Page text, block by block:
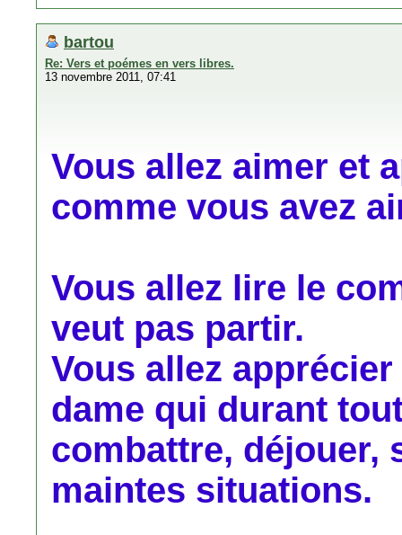
bartou
Re: Vers et poémes en vers libres.
13 novembre 2011, 07:41
Vous allez aimer et
comme vous avez
Vous allez lire le
veut pas partir.
Vous allez
dame qui durant
combattre, déjouer,
maintes situations.